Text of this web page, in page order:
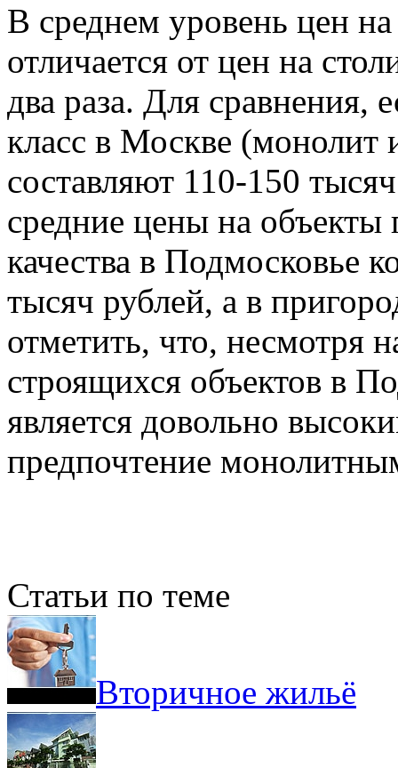
В среднем уровень цен
отличается от цен на
два раза. Для сравнения,
класс в Москве (монолит
составляют 110-150
средние цены на объекты
качества в Подмосковье
тысяч рублей, а в
отметить, что, несмотря
строящихся объектов в
является довольно
предпочтение
Статьи по теме
Вторичное жильё